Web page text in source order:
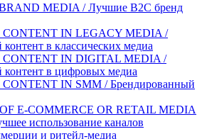
MEDIA / Лучшие B2C бренд
CONTENT IN LEGACY MEDIA /
в классических медиа
CONTENT IN DIGITAL MEDIA /
в цифровых медиа
IN SMM / Брендированный
E-COMMERCE OR RETAIL MEDIA
использование каналов
и ритейл-медиа